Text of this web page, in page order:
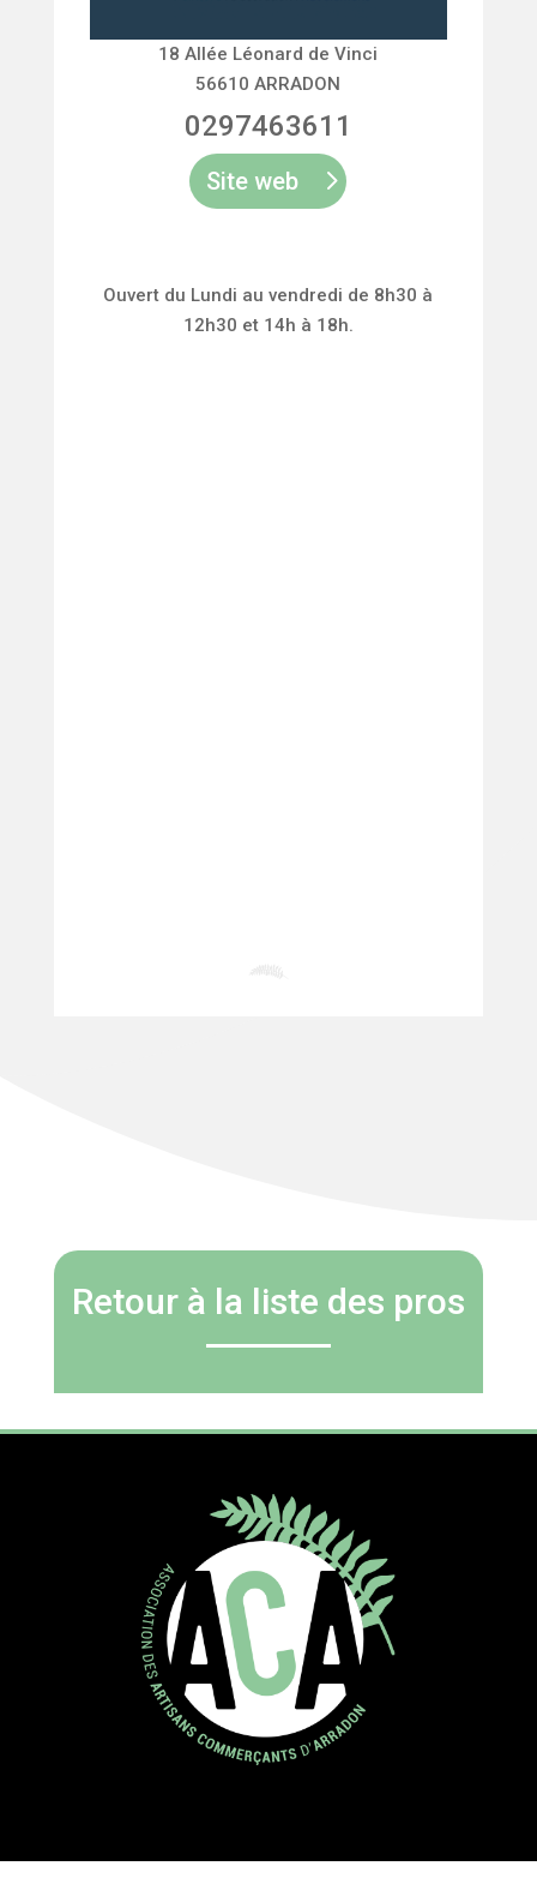
18 Allée Léonard de Vinci
56610 ARRADON
0297463611
Site web
Ouvert du Lundi au vendredi de 8h30 à
12h30 et 14h à 18h.
Retour à la liste des pros